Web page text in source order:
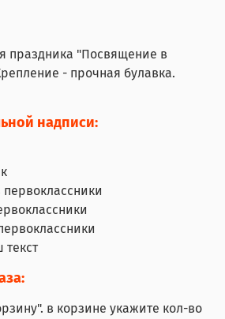
праздника "Посвящение в
- прочная булавка.
надписи:
в корзине укажите кол-во